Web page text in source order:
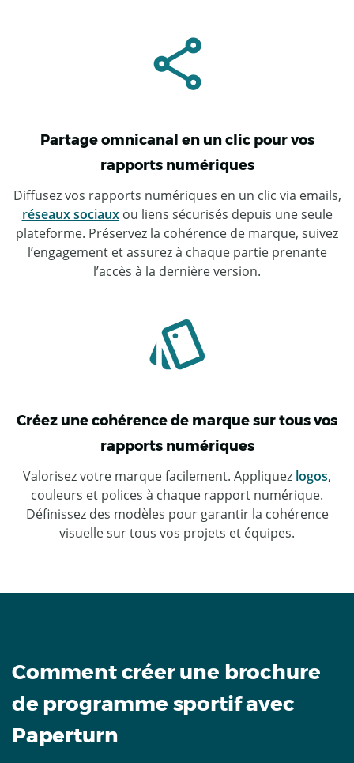
Partage omnicanal en un clic pour vos
rapports numériques
Diffusez vos rapports numériques en un clic via emails,
réseaux sociauxou liens sécurisés depuis une seule
plateforme. Préservez la cohérence de marque, suivez
l’engagement et assurez à chaque partie prenante
l’accès à la dernière version.
Créez une cohérence de marque sur tous vos
rapports numériques
Valorisez votre marque facilement. Appliquez logos,
couleurs et polices à chaque rapport numérique.
Définissez des modèles pour garantir la cohérence
visuelle sur tous vos projets et équipes.
Comment créer une brochure
de programme sportif avec
Paperturn